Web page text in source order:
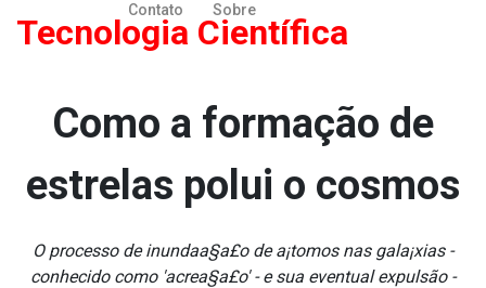
Contato Sobre
Tecnologia Científica
Como a formação de
estrelas polui o cosmos
O processo de inundaa§a£o de a¡tomos nas gala¡xias -
conhecido como 'acrea§a£o' - e sua eventual expulsão -